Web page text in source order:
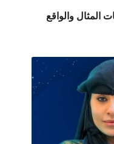
المثال والواقع